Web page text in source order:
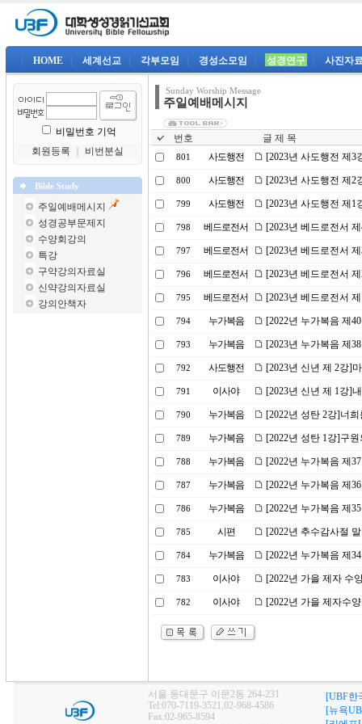
HOME 세계선교 각부모임 경성소모임 성경연구 사진자
비밀번호 기억
회원등록
비번분실
Bible Study
주일예배메시지
성경공부문제지
수양회강의
특강
구약강의자료실
신약강의자료실
강의안책자
Sunday Worship Message
주일예배메시지
번호 글 제 목
801 사도행전 [2023년 사도행전 제
800 사도행전 [2023년 사도행전 제2
799 사도행전 [2023년 사도행전 제
798 베드로전서 [2023년 베드로전서
797 베드로전서 [2023년 베드로전서
796 베드로전서 [2023년 베드로전서
795 베드로전서 [2023년 베드로전서
794 누가복음 [2022년 누가복음 제
793 누가복음 [2023년 누가복음 제
792 사도행전 [2023년 신년 제 2강]
791 이사야 [2023년 신년 제 1강]
790 누가복음 [2022년 성탄 2강]너
789 누가복음 [2022년 성탄 1강]구
788 누가복음 [2022년 누가복음 제
787 누가복음 [2022년 누가복음 제
786 누가복음 [2022년 누가복음 제
785 시편 [2022년 추수감사절
784 누가복음 [2022년 누가복음 제
783 이사야 [2022년 가을 제자 수
782 이사야 [2022년 가을 제자수
서울 동대문구 이문2동 264-231
Tel:070-7119-3521,02-968-4586
Fax:02-965-8594
[UBF한
[뉴욕